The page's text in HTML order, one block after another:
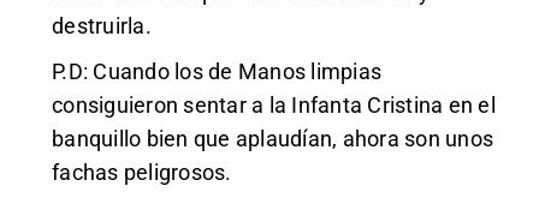
destruirla.
P.D: Cuando los de Manos limpias
consiguieron sentar a la Infanta Cristina en el
banquillo bien que aplaudían, ahora son unos
fachas peligrosos.